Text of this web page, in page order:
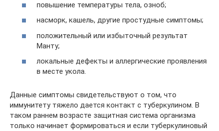
повышение температуры тела, озноб;
насморк, кашель, другие простудные симптомы;
положительный или избыточный результат
Манту;
локальные дефекты и аллергические проявления
в месте укола.
Данные симптомы свидетельствуют о том, что
иммунитету тяжело дается контакт с туберкулином. В
таком раннем возрасте защитная система организма
только начинает формироваться и если туберкулиновый